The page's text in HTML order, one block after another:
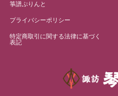
箏譜ぷりんと
プライバシーポリシー
特定商取引に関する法律に基づく
表記